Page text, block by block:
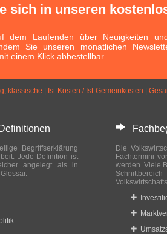
sich in unseren
Laufenden über Neuigkeiten
Sie unseren monatlichen
einem Klick abbestellbar.
klassische Ist-Kosten / Ist-Gemeinkosten
Begriffserklärung
Jede Definition ist
angelegt als in
Die
Fachtermini
werden. Viele